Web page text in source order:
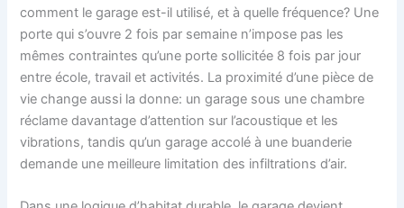
comment le garage est-il utilisé, et à quelle fréquence? Une
porte qui s’ouvre 2 fois par semaine n’impose pas les
mêmes contraintes qu’une porte sollicitée 8 fois par jour
entre école, travail et activités. La proximité d’une pièce de
vie change aussi la donne: un garage sous une chambre
réclame davantage d’attention sur l’acoustique et les
vibrations, tandis qu’un garage accolé à une buanderie
demande une meilleure limitation des infiltrations d’air.